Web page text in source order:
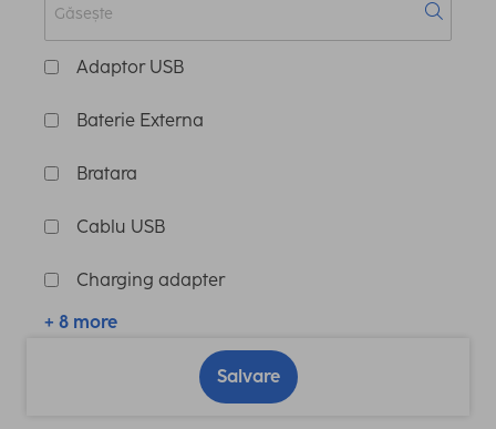
Adaptor USB
Baterie Externa
Bratara
Cablu USB
Charging adapter
+ 8 more
Salvare